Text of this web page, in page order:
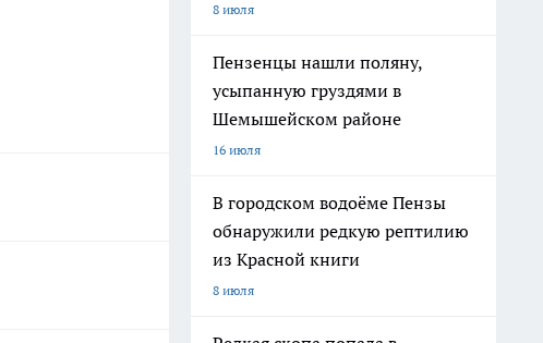
8 июля
Пензенцы нашли поляну,
усыпанную груздями в
Шемышейском районе
16 июля
В городском водоёме Пензы
обнаружили редкую рептилию
из Красной книги
8 июля